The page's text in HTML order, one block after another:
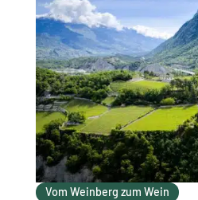
Vom Weinberg zum Wein